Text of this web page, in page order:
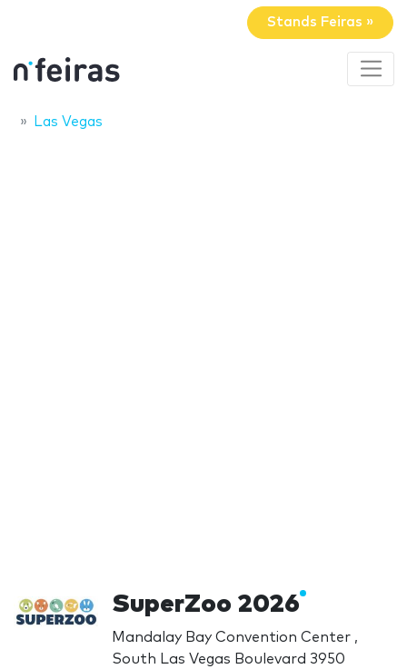
Stands Feiras »
Las Vegas
SuperZoo 2026
Mandalay Bay Convention Center ,
South Las Vegas Boulevard 3950